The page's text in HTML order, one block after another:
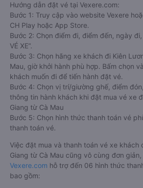
Hướng dẫn đặt vé tại Vexere.com:
Bước 1: Truy cập vào website Vexere
CH Play hoặc App Store.
Bước 2: Chọn điểm đi, điểm đến, ngày
VÉ XE”.
Bước 3: Chọn hãng xe khách đi Kiên
Mau, giờ khởi hành phù hợp. Bấm chọn
khách muốn đi để tiến hành đặt vé.
Bước 4: Chọn vị trí/giường ghế, điểm
thông tin hành khách khi đặt mua vé xe
Giang từ Cà Mau
Bước 5: Chọn hình thức thanh toán vé
thanh toán vé.
Việc đặt mua và thanh toán vé xe khách
Giang từ Cà Mau cũng vô cùng đơn
Vexere.com hỗ trợ đến 06 hình thức
bao gồm: